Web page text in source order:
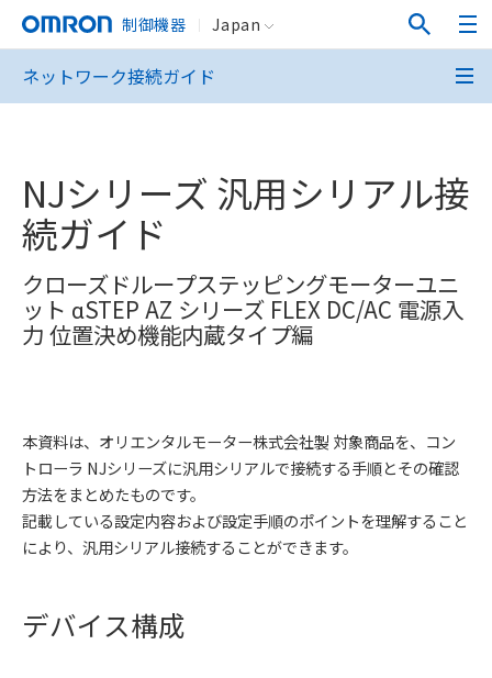
制御機器 Japan
ネットワーク接続ガイド
NJシリーズ 汎用シリアル接
続ガイド
クローズドループステッピングモーターユニ
ット αSTEP AZ シリーズ FLEX DC/AC 電源入
力 位置決め機能内蔵タイプ編
本資料は、オリエンタルモーター株式会社製 対象商品を、コン
トローラ NJシリーズに汎用シリアルで接続する手順とその確認
方法をまとめたものです。
記載している設定内容および設定手順のポイントを理解すること
により、汎用シリアル接続することができます。
デバイス構成